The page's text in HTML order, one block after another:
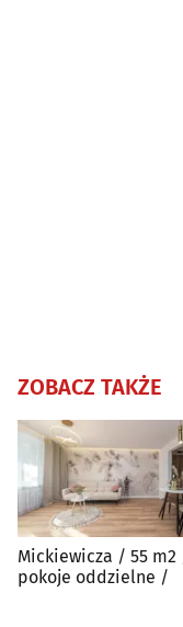
ZOBACZ TAKŻE
Mickiewicza / 55 m2
pokoje oddzielne /